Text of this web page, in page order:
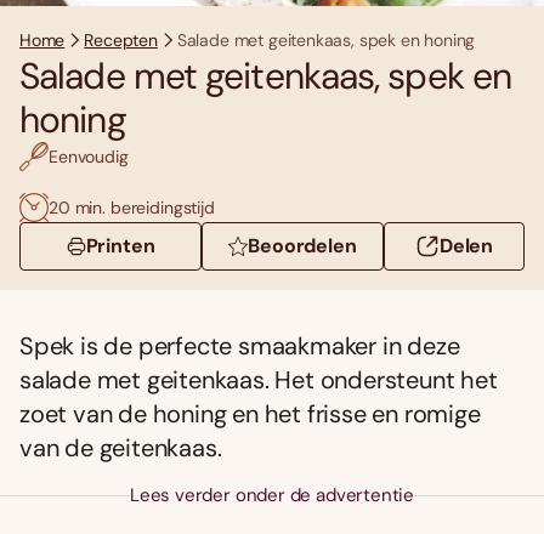
Home Recepten Salade met geitenkaas, spek en honing
Salade met geitenkaas, spek en
honing
Eenvoudig
20 min. bereidingstijd
Printen Beoordelen Delen
Spek is de perfecte smaakmaker in deze
salade met geitenkaas. Het ondersteunt het
zoet van de honing en het frisse en romige
van de geitenkaas.
Lees verder onder de advertentie